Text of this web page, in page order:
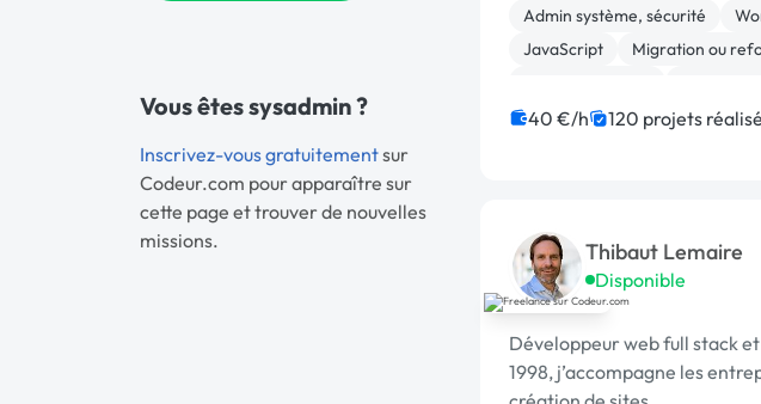
Vous êtes sysadmin ?
Inscrivez-vous gratuitementsur
Codeur.com pour apparaître sur
cette page et trouver de nouvelles
missions.
Développement chat temp
webrtc
Admin système, sécurité
JavaScript
Migration ou
Création de site internet
40 €/h 120 projets
Thibaut Lemaire
Disponible
Développeur web full stack
1998, j’accompagne les